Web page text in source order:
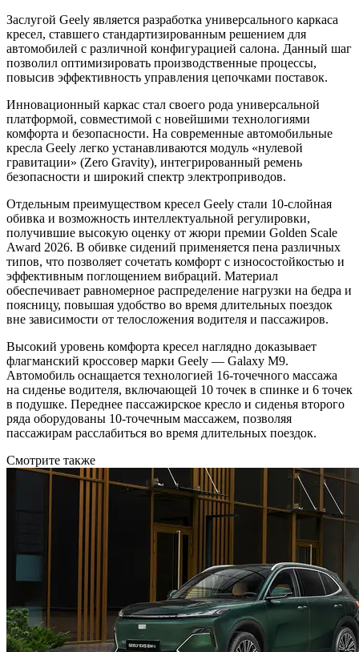
Заслугой Geely является разработка универсального каркаса
кресел, ставшего стандартизированным решением для
автомобилей с различной конфигурацией салона. Данный шаг
позволил оптимизировать производственные процессы,
повысив эффективность управления цепочками поставок.
Инновационный каркас стал своего рода универсальной
платформой, совместимой с новейшими технологиями
комфорта и безопасности. На современные автомобильные
кресла Geely легко устанавливаются модуль «нулевой
гравитации» (Zero Gravity), интегрированный ремень
безопасности и широкий спектр электроприводов.
Отдельным преимуществом кресел Geely стали 10-слойная
обивка и возможность интеллектуальной регулировки,
получившие высокую оценку от жюри премии Golden Scale
Award 2026. В обивке сидений применяется пена различных
типов, что позволяет сочетать комфорт с износостойкостью и
эффективным поглощением вибраций. Материал
обеспечивает равномерное распределение нагрузки на бедра и
поясницу, повышая удобство во время длительных поездок
вне зависимости от телосложения водителя и пассажиров.
Высокий уровень комфорта кресел наглядно доказывает
флагманский кроссовер марки Geely — Galaxy M9.
Автомобиль оснащается технологией 16-точечного массажа
на сиденье водителя, включающей 10 точек в спинке и 6 точек
в подушке. Переднее пассажирское кресло и сиденья второго
ряда оборудованы 10-точечным массажем, позволяя
пассажирам расслабиться во время длительных поездок.
Смотрите также